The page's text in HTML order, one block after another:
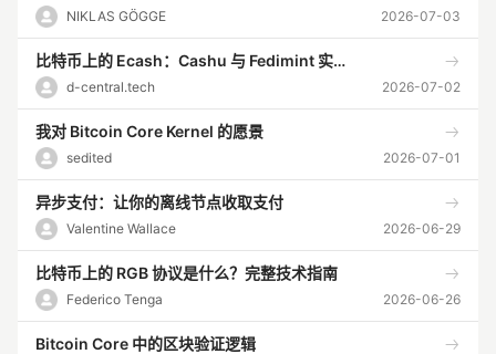
NIKLAS GÖGGE 2026-07-03
比特币上的 Ecash：Cashu 与 Fedimint 实用指南
d-central.tech 2026-07-02
我对 Bitcoin Core Kernel 的愿景
sedited 2026-07-01
异步支付：让你的离线节点收取支付
Valentine Wallace 2026-06-29
比特币上的 RGB 协议是什么？完整技术指南
Federico Tenga 2026-06-26
Bitcoin Core 中的区块验证逻辑